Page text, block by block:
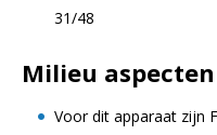
31/48
Milieu aspecten
Voor dit apparaat zijn